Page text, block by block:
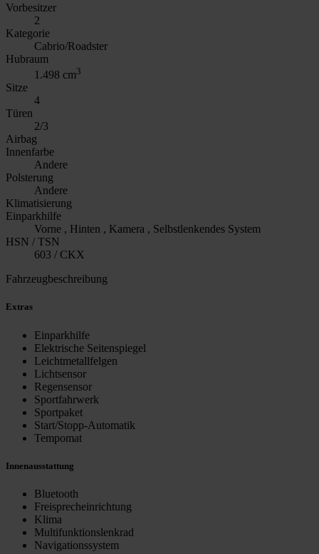
Vorbesitzer
2
Kategorie
Cabrio/Roadster
Hubraum
1.498 cm3
Sitze
4
Türen
2/3
Airbag
Innenfarbe
Andere
Polsterung
Andere
Klimatisierung
Einparkhilfe
Vorne , Hinten , Kamera , Selbstlenkendes System
HSN / TSN
603 / CKX
Fahrzeugbeschreibung
Extras
Einparkhilfe
Elektrische Seitenspiegel
Leichtmetallfelgen
Lichtsensor
Regensensor
Sportfahrwerk
Sportpaket
Start/Stopp-Automatik
Tempomat
Innenausstattung
Bluetooth
Freisprecheinrichtung
Klima
Multifunktionslenkrad
Navigationssystem